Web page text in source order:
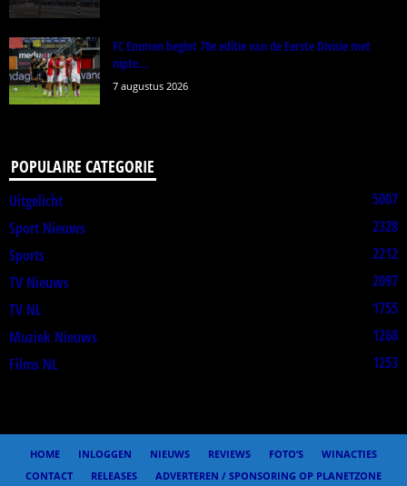
FC Emmen begint 70e editie van de Eerste Divisie met
nipte...
7 augustus 2026
POPULAIRE CATEGORIE
Uitgelicht
5007
Sport Nieuws
2328
Sports
2212
TV Nieuws
2097
TV NL
1755
Muziek Nieuws
1268
Films NL
1253
HOME INLOGGEN NIEUWS REVIEWS FOTO’S
WINACTIES
CONTACT
RELEASES ADVERTEREN / SPONSORING OP PLANETZONE